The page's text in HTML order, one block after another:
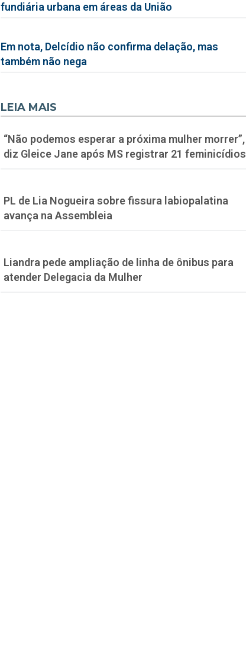
fundiária urbana em áreas da União
Em nota, Delcídio não confirma delação, mas
também não nega
LEIA MAIS
“Não podemos esperar a próxima mulher morrer”,
diz Gleice Jane após MS registrar 21 feminicídios
PL de Lia Nogueira sobre fissura labiopalatina
avança na Assembleia
Liandra pede ampliação de linha de ônibus para
atender Delegacia da Mulher